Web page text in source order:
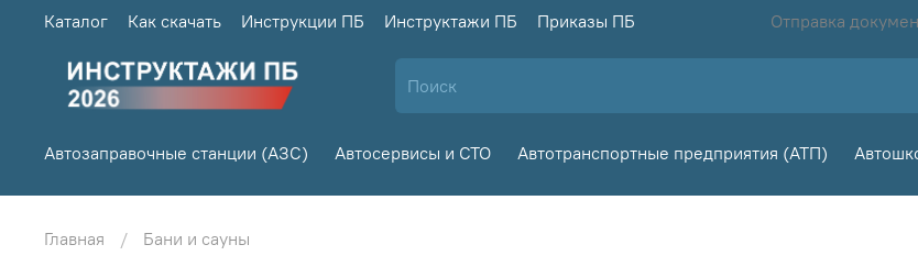
Каталог Как скачать Инструкции ПБ Инструктажи ПБ Приказы ПБ Отправка
Автозаправочные станции (АЗС) Автосервисы и СТО Автотранспортные предприятия (АТП)
Главная Бани и сауны